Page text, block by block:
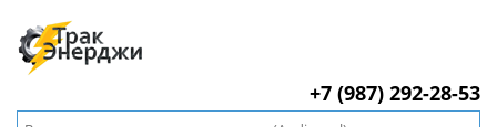
+7 (987) 292-28-53